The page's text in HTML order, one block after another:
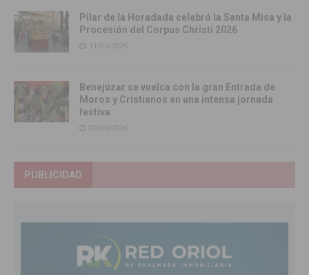
Pilar de la Horadada celebró la Santa Misa y la
Procesión del Corpus Christi 2026
11/06/2026
Benejúzar se vuelca con la gran Entrada de
Moros y Cristianos en una intensa jornada
festiva
09/06/2026
PUBLICIDAD